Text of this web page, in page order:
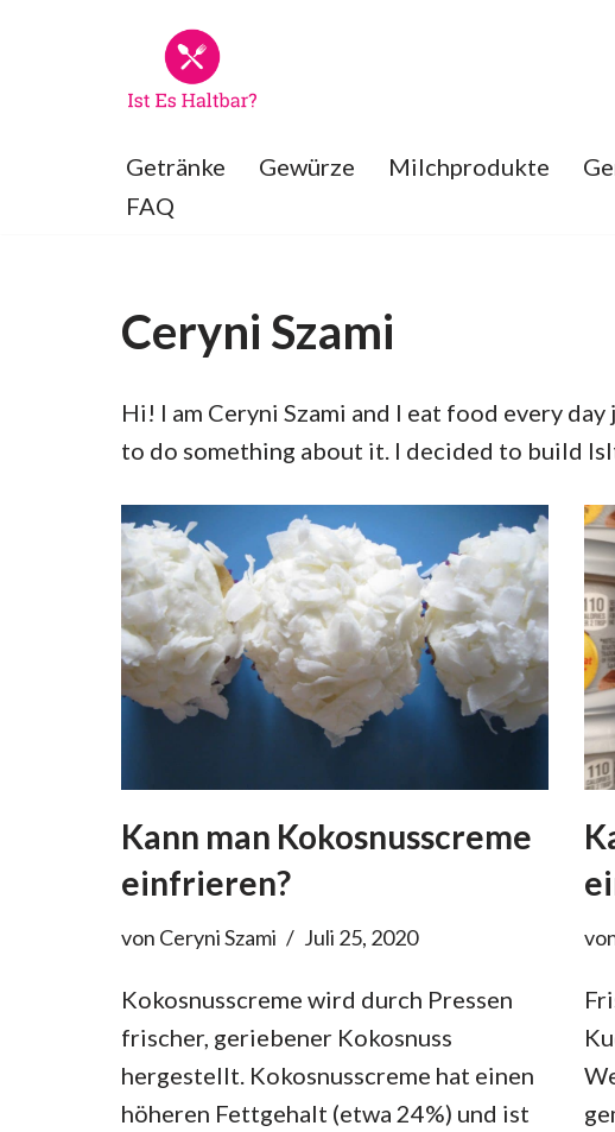
Getränke Gewürze Milchprodukte
FAQ
Ceryni Szami
Hi! I am Ceryni Szami and I eat food every
to do something about it. I decided to build
Kann man Kokosnusscreme
einfrieren?
von Ceryni Szami Juli 25, 2020
Kokosnusscreme wird durch Pressen
frischer, geriebener Kokosnuss
hergestellt. Kokosnusscreme hat einen
höheren Fettgehalt (etwa 24%) und ist